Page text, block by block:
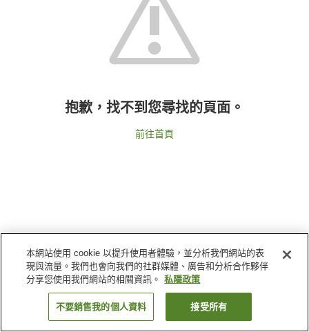
抱歉，找不到您尋找的頁面。
前往首頁
本網站使用 cookie 以提升使用者體驗，並分析我們網站的表
現與流量。我們也會向我們的社群媒體、廣告和分析合作夥伴
分享您使用我們網站的相關資訊。
私隱政策
不要銷售我的個人資料 接受所有